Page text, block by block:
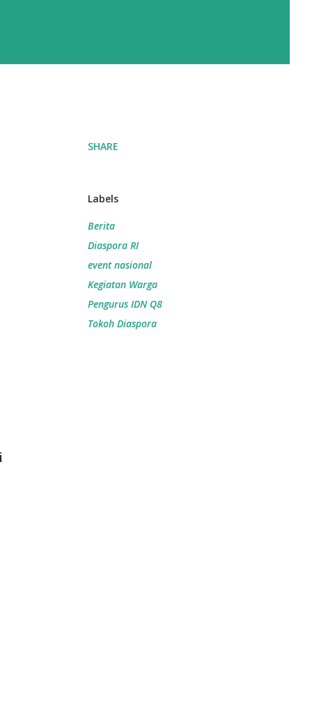
SHARE
Labels
Berita
Diaspora RI
event nasional
Kegiatan Warga
Pengurus IDN Q8
Tokoh Diaspora